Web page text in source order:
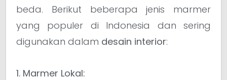
beda. Berikut beberapa jenis marmer
yang populer di Indonesia dan sering
digunakan dalam desain interior:
1. Marmer Lokal: